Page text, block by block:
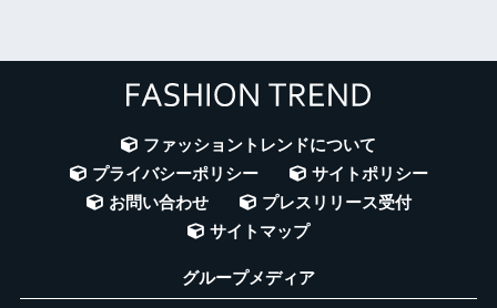
ファッショントレンドについて
プライバシーポリシー
サイトポリシー
お問い合わせ
プレスリリース受付
サイトマップ
グループメディア